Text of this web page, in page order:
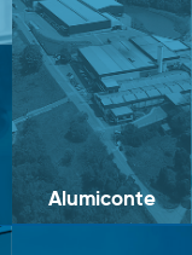
Alumiconte